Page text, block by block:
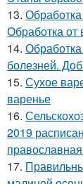
13.
Обработка от
14.
болезней.
15. Сухое
варенье
16.
2019
17.